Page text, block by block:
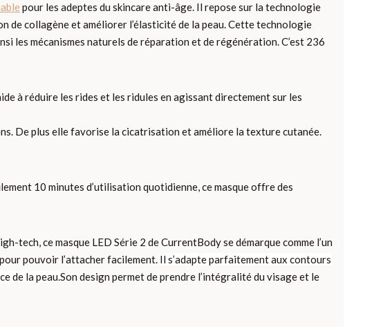
pour les adeptes du skincare anti-âge. Il repose sur la technologie
de collagène et améliorer l’élasticité de la peau. Cette technologie
les mécanismes naturels de réparation et de régénération. C’est 236
à réduire les rides et les ridules en agissant directement sur les
De plus elle favorise la cicatrisation et améliore la texture cutanée.
10 minutes d’utilisation quotidienne, ce masque offre des
tech, ce masque LED Série 2 de CurrentBody se démarque comme l’un
pouvoir l’attacher facilement. Il s’adapte parfaitement aux contours
de la peau.Son design permet de prendre l’intégralité du visage et le